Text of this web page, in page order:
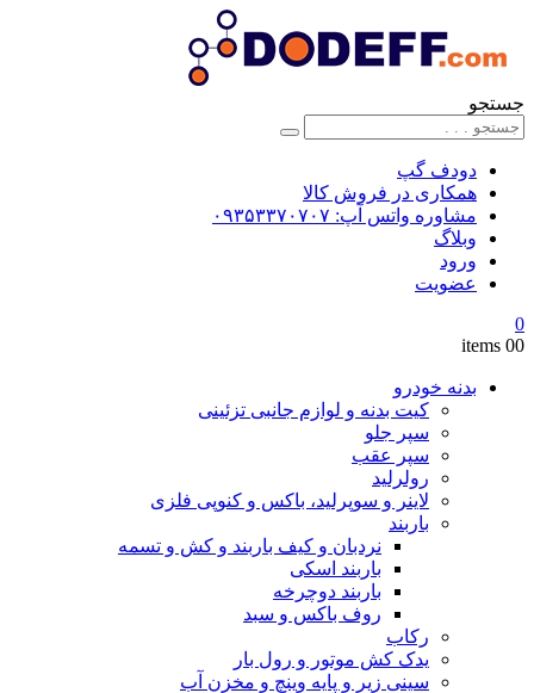
جستجو
دودف گپ
همکاری در فروش کالا
مشاوره واتس آپ: ۰۹۳۵۳۳۷۰۷۰۷
وبلاگ
ورود
عضویت
0
00 items
بدنه خودرو
کیت بدنه و لوازم جانبی تزئینی
سپر جلو
سپر عقب
رولرلید
لاینر و سوپرلید، باکس و کنوپی فلزی
باربند
نردبان و کیف باربند و کش و تسمه
باربند اسکی
باربند دوچرخه
روف باکس و سبد
رکاب
یدک کش موتور و رول بار
سینی زیر و پایه وینچ و مخزن آب